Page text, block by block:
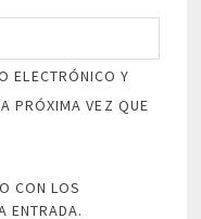
ELECTRÓNICO Y
PRÓXIMA VEZ QUE
CON LOS
ENTRADA.